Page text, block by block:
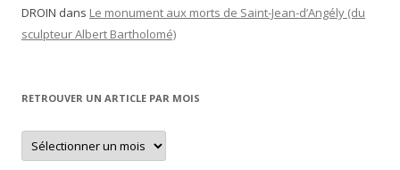
DROIN dans Le monument aux morts de Saint-Jean-d’Angély (du
sculpteur Albert Bartholomé)
RETROUVER UN ARTICLE PAR MOIS
Retrouver
un
article